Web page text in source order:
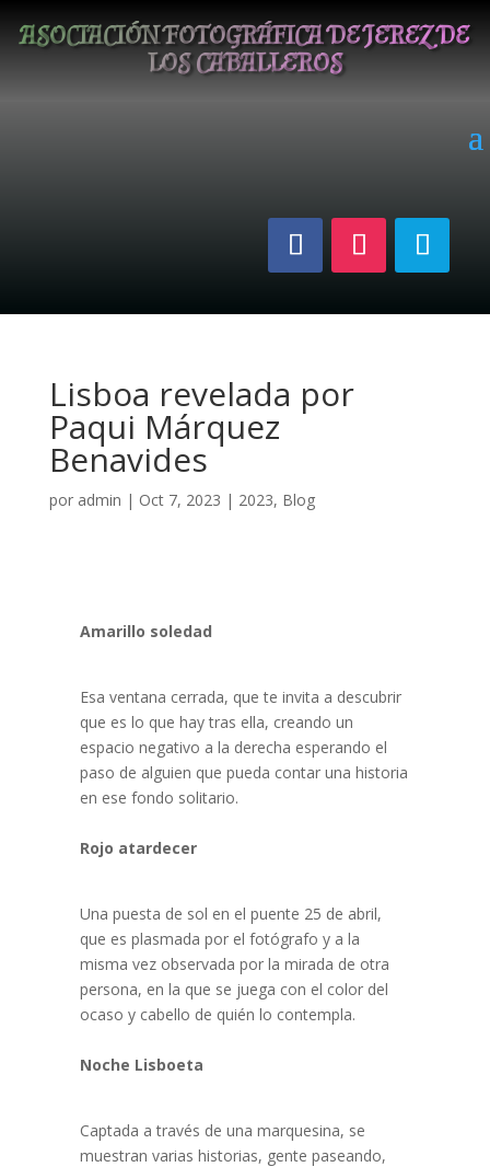
ASOCIACIÓN FOTOGRÁFICA DE JEREZ DE
LOS CABALLEROS
Lisboa revelada por
Paqui Márquez
Benavides
por admin | Oct 7, 2023 | 2023, Blog
Amarillo soledad
Esa ventana cerrada, que te invita a descubrir
que es lo que hay tras ella, creando un
espacio negativo a la derecha esperando el
paso de alguien que pueda contar una historia
en ese fondo solitario.
Rojo atardecer
Una puesta de sol en el puente 25 de abril,
que es plasmada por el fotógrafo y a la
misma vez observada por la mirada de otra
persona, en la que se juega con el color del
ocaso y cabello de quién lo contempla.
Noche Lisboeta
Captada a través de una marquesina, se
muestran varias historias, gente paseando,